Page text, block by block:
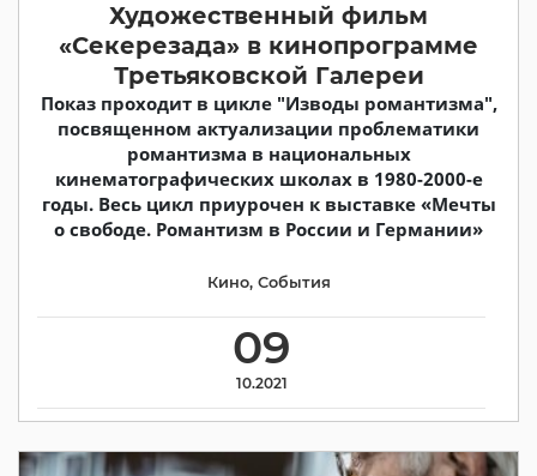
Художественный фильм
«Секерезада» в кинопрограмме
Третьяковской Галереи
Показ проходит в цикле "Изводы романтизма",
посвященном актуализации проблематики
романтизма в национальных
кинематографических школах в 1980-2000-е
годы. Весь цикл приурочен к выставке «Мечты
о свободе. Романтизм в России и Германии»
09
10.2021
Кино, События